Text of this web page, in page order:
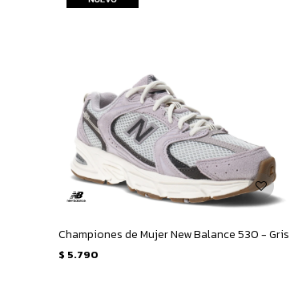
Championes de Mujer New Balance 530 - Gris
$ 5.790